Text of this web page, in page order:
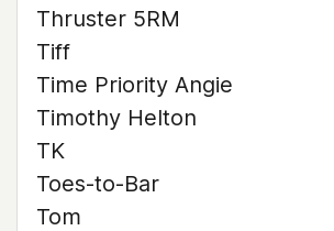
Thruster 5RM
Tiff
Time Priority Angie
Timothy Helton
TK
Toes-to-Bar
Tom